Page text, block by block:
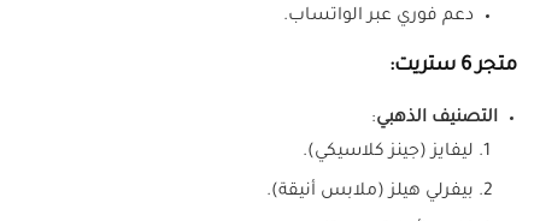
دعم فوري عبر الواتساب.
متجر 6 ستريت:
التصنيف الذهبي:
ليفايز (جينز كلاسيكي).
بيفرلي هيلز (ملابس أنيقة).